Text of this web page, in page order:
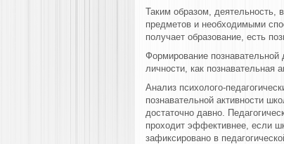
Таким образом, деятельность,
предметов и необходимыми
получает образование, есть
Формирование познавательной
личности, как познавательная
Анализ психолого-
познавательной активности
достаточно давно.
проходит эффективнее, если
зафиксировано в